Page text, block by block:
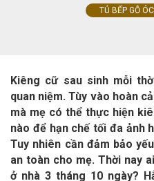
TỦ BẾP GỖ
Kiêng cữ sau sinh mỗi
quan niệm. Tùy vào hoàn
mà mẹ có thể thực hiện
nào để hạn chế tối đa ảnh
Tuy nhiên cần đảm bảo
an toàn cho mẹ. Thời nay
ở nhà 3 tháng 10 ngày?